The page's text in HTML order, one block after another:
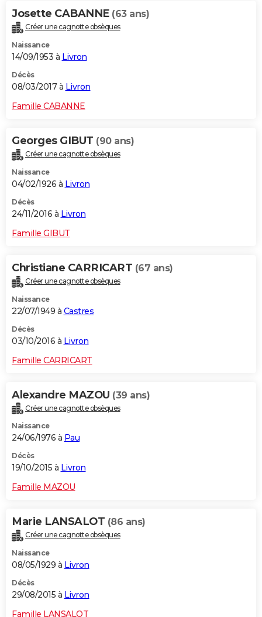
Josette CABANNE (63 ans)
Créer une cagnotte obsèques
Naissance
14/09/1953 à Livron
Décès
08/03/2017 à Livron
Famille CABANNE
Georges GIBUT (90 ans)
Créer une cagnotte obsèques
Naissance
04/02/1926 à Livron
Décès
24/11/2016 à Livron
Famille GIBUT
Christiane CARRICART (67 ans)
Créer une cagnotte obsèques
Naissance
22/07/1949 à Castres
Décès
03/10/2016 à Livron
Famille CARRICART
Alexandre MAZOU (39 ans)
Créer une cagnotte obsèques
Naissance
24/06/1976 à Pau
Décès
19/10/2015 à Livron
Famille MAZOU
Marie LANSALOT (86 ans)
Créer une cagnotte obsèques
Naissance
08/05/1929 à Livron
Décès
29/08/2015 à Livron
Famille LANSALOT